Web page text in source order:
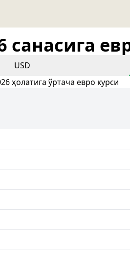
санасига
USD
ҳолатига ўртача евро курси